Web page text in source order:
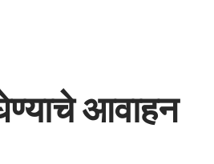
घेण्याचे आवाहन